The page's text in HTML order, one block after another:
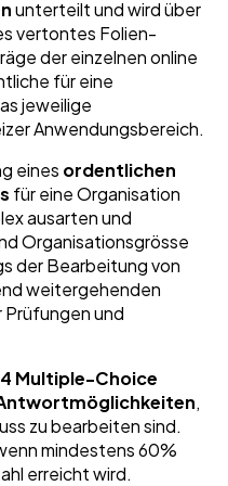
reagieren
die Fähigkeit, KI-
fundiert
vorausschauend
unterteilt und wird über
vertontes Folien-
der einzelnen online
für eine
jeweilige
Anwendungsbereich.
eines ordentlichen
für eine Organisation
ausarten und
Organisationsgrösse
der Bearbeitung von
weitergehenden
und
Multiple-Choice
,
zu bearbeiten sind.
mindestens 60%
erreicht wird.